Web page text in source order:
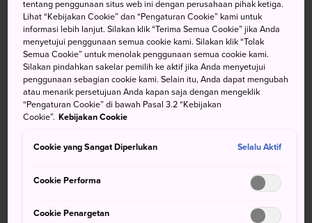
kesempatan untuk mengembangkan kreativitas, Kota
Kochi adalah tambahan yang sangat bagus untuk rencana
perjalanan.
fJangan Lewatkan
Menjelajahi gua di Kota Kami
Kenyang dengan harga lokal di Pasar Hirome
Menjelajahi bangunan kayu langka Istana Kochi
tentang penggunaan situs web ini dengan perusahaan pihak ketiga.
Lihat “Kebijakan Cookie” dan “Pengaturan Cookie” kami untuk
informasi lebih lanjut. Silakan klik “Terima Semua Cookie” jika Anda
menyetujui penggunaan semua cookie kami. Silakan klik “Tolak
Semua Cookie” untuk menolak penggunaan semua cookie kami.
Silakan pindahkan sakelar pemilih ke aktif jika Anda menyetujui
penggunaan sebagian cookie kami. Selain itu, Anda dapat mengubah
atau menarik persetujuan Anda kapan saja dengan mengeklik
“Pengaturan Cookie” di bawah Pasal 3.2 “Kebijakan
Cookie”. Kebijakan Cookie
Cookie yang Sangat Diperlukan Selalu Aktif
Cookie Performa
Cookie Penargetan